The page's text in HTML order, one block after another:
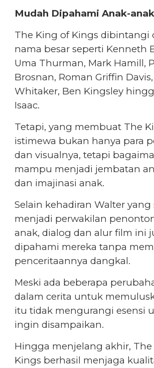
Mudah Dipahami Anak-anak
The King of Kings dibintangi
nama besar seperti Kenneth
Uma Thurman, Mark Hamill,
Brosnan, Roman Griffin
Whitaker, Ben Kingsley
Isaac.
Tetapi, yang membuat The
istimewa bukan hanya para
dan visualnya, tetapi
mampu menjadi jembatan
dan imajinasi anak.
Selain kehadiran Walter yang
menjadi perwakilan
anak, dialog dan alur film ini
dipahami mereka tanpa
penceritaannya dangkal.
Meski ada beberapa
dalam cerita untuk
itu tidak mengurangi esensi
ingin disampaikan.
Hingga menjelang akhir,
Kings berhasil menjaga